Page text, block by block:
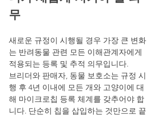
무
새로운 규정이 시행될 경우 가장 큰 변화
는 반려동물 관련 모든 이해관계자에게
적용되는 등록 및 추적 의무입니다.
브리더와 판매자, 동물 보호소는 규정 시
행 후 4년 이내에 모든 개와 고양이에 대
해 마이크로칩 등록 체계를 갖추어야 합
니다. 단순히 칩을 삽입하는 것만으로 끝